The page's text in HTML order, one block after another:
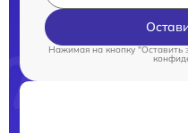
Нажимая на кнопку "Оставить